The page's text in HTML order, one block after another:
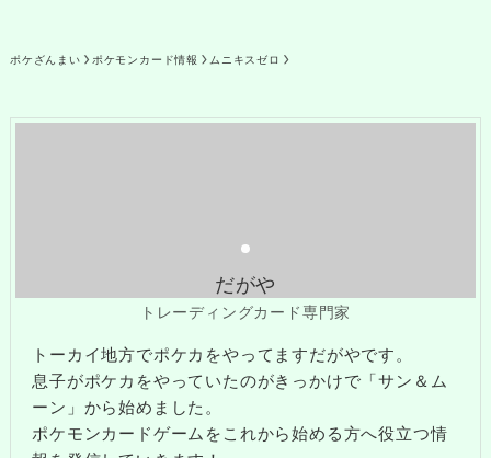
ポケざんまい ポケモンカード情報 ムニキスゼロ
だがや
トレーディングカード専門家
トーカイ地方でポケカをやってますだがやです。
息子がポケカをやっていたのがきっかけで「サン＆ム
ーン」から始めました。
ポケモンカードゲームをこれから始める方へ役立つ情